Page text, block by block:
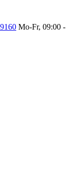
Mo-Fr, 09:00 -